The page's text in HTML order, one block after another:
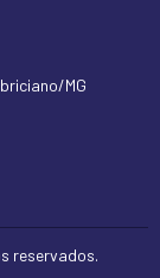
MG
reservados.